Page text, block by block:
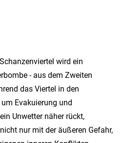
wird ein
- aus dem Zweiten
das Viertel in den
Evakuierung und
Unwetter näher rückt,
nur mit der äußeren Gefahr,